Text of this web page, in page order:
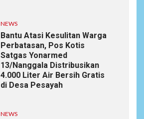
NEWS
Bantu Atasi Kesulitan Warga
Perbatasan, Pos Kotis
Satgas Yonarmed
13/Nanggala Distribusikan
4.000 Liter Air Bersih Gratis
di Desa Pesayah
NEWS